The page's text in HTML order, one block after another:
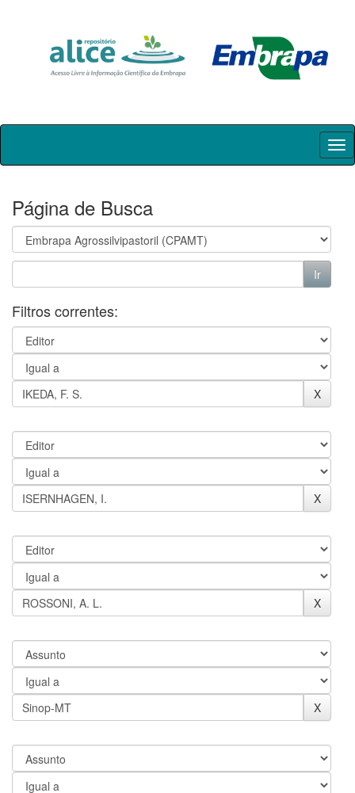
Skip
Página de Busca
Filtros correntes: